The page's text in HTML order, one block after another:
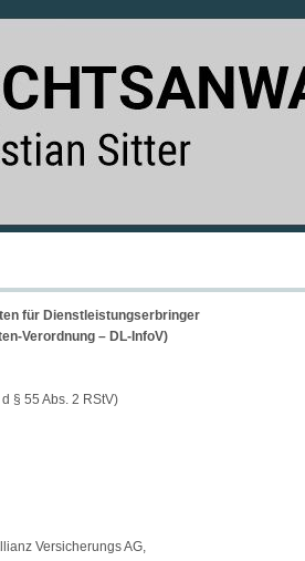
für Dienstleistungserbringer
Verordnung – DL-InfoV)
§ 55 Abs. 2 RStV)
Versicherungs AG,